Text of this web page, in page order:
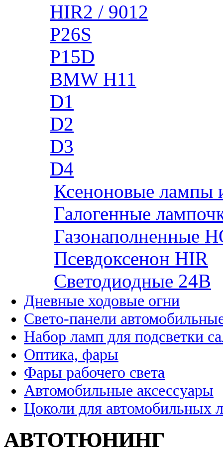
HIR2 / 9012
P26S
P15D
BMW H11
D1
D2
D3
D4
Ксеноновые лампы
Галогенные
Газонаполненные
Псевдоксенон HIR
Cветодиодные 24B
Дневные ходовые огни
Свето-панели
Набор ламп для подсветки
Оптика, фары
Фары рабочего света
Автомобильные аксессуары
Цоколи для автомобильных
АВТОТЮНИНГ